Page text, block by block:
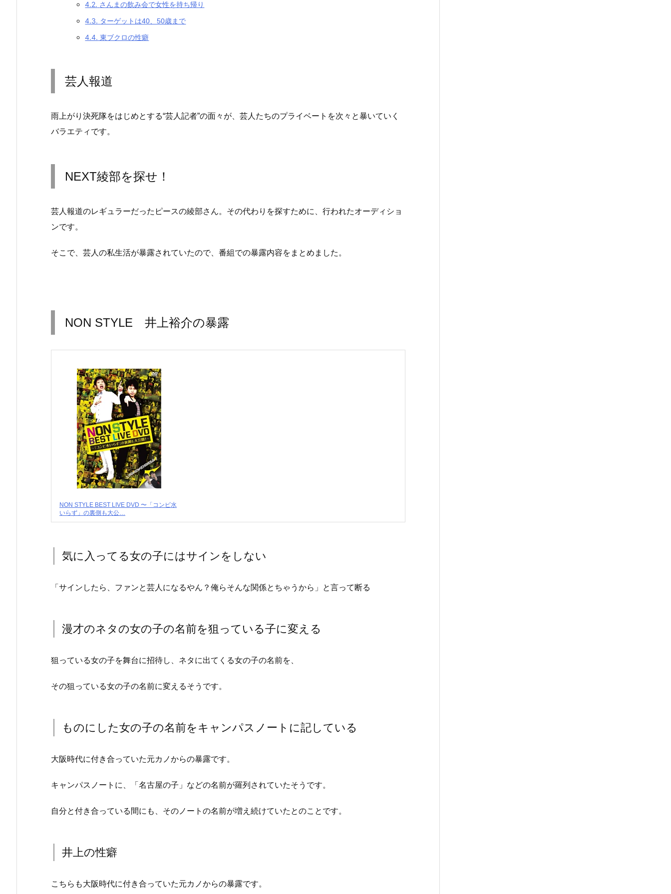
4.2. さんまの飲み会で女性を持ち帰り
4.3. ターゲットは40、50歳まで
4.4. 東ブクロの性癖
芸人報道
雨上がり決死隊をはじめとする“芸人記者”の面々が、芸人たちのプライベートを次々と暴いていく
バラエティです。
NEXT綾部を探せ！
芸人報道のレギュラーだったピースの綾部さん。その代わりを探すために、行われたオーディショ
ンです。
そこで、芸人の私生活が暴露されていたので、番組での暴露内容をまとめました。
NON STYLE 井上裕介の暴露
NON STYLE BEST LIVE DVD 〜「コンビ水
いらず」の裏側も大公…
気に入ってる女の子にはサインをしない
「サインしたら、ファンと芸人になるやん？俺らそんな関係とちゃうから」と言って断る
漫才のネタの女の子の名前を狙っている子に変える
狙っている女の子を舞台に招待し、ネタに出てくる女の子の名前を、
その狙っている女の子の名前に変えるそうです。
ものにした女の子の名前をキャンパスノートに記している
大阪時代に付き合っていた元カノからの暴露です。
キャンパスノートに、「名古屋の子」などの名前が羅列されていたそうです。
自分と付き合っている間にも、そのノートの名前が増え続けていたとのことです。
井上の性癖
こちらも大阪時代に付き合っていた元カノからの暴露です。